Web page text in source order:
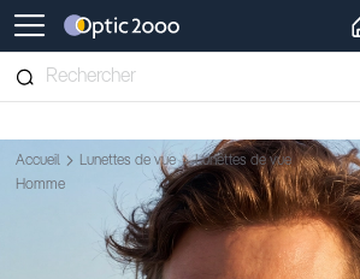
Retour vers la page d'accueil
Accueil Lunettes de vue
Lunettes de vue
Homme